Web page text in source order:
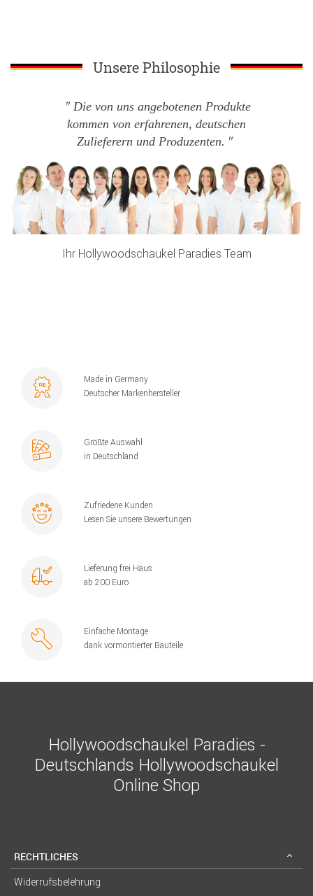
Unsere Philosophie
Die von uns angebotenen Produkte
kommen von erfahrenen, deutschen
Zulieferern und Produzenten.
Ihr Hollywoodschaukel Paradies Team
Made in Germany
Deutscher Markenhersteller
Größte Auswahl
in Deutschland
Zufriedene Kunden
Lesen Sie unsere Bewertungen
Lieferung frei Haus
ab 200 Euro
Einfache Montage
dank vormontierter Bauteile
Hollywoodschaukel Paradies -
Deutschlands Hollywoodschaukel
Online Shop
RECHTLICHES
Widerrufsbelehrung